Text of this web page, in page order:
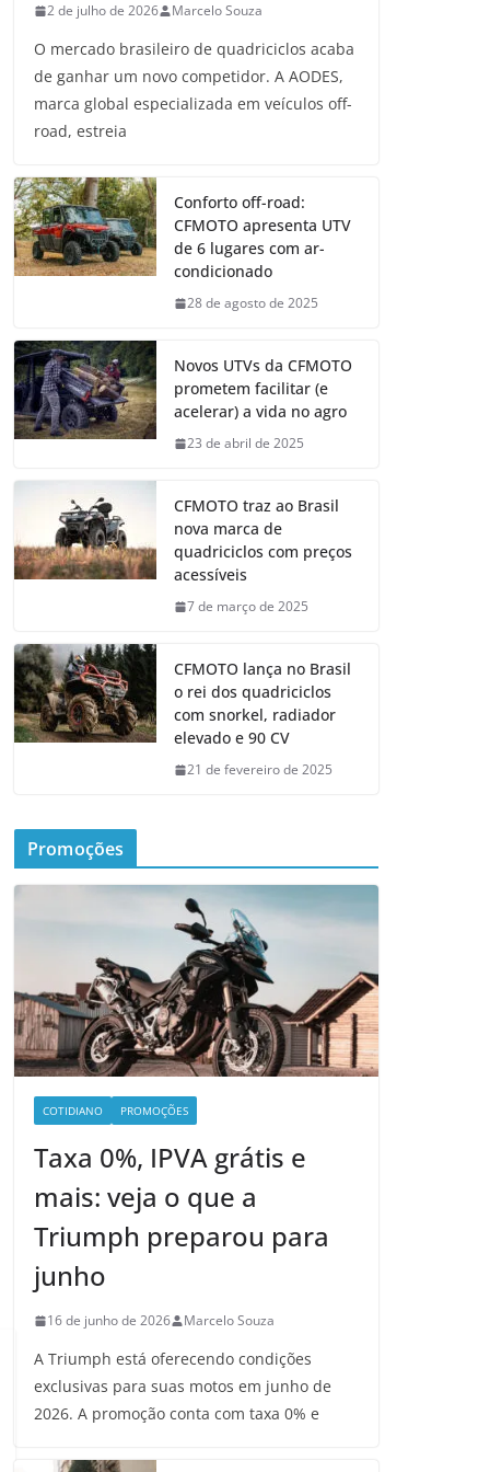
2 de julho de 2026 Marcelo Souza
O mercado brasileiro de quadriciclos acaba
de ganhar um novo competidor. A AODES,
marca global especializada em veículos off-
road, estreia
Conforto off-road:
CFMOTO apresenta UTV
de 6 lugares com ar-
condicionado
28 de agosto de 2025
Novos UTVs da CFMOTO
prometem facilitar (e
acelerar) a vida no agro
23 de abril de 2025
CFMOTO traz ao Brasil
nova marca de
quadriciclos com preços
acessíveis
7 de março de 2025
CFMOTO lança no Brasil
o rei dos quadriciclos
com snorkel, radiador
elevado e 90 CV
21 de fevereiro de 2025
Promoções
COTIDIANO PROMOÇÕES
Taxa 0%, IPVA grátis e
mais: veja o que a
Triumph preparou para
junho
16 de junho de 2026 Marcelo Souza
A Triumph está oferecendo condições
exclusivas para suas motos em junho de
2026. A promoção conta com taxa 0% e